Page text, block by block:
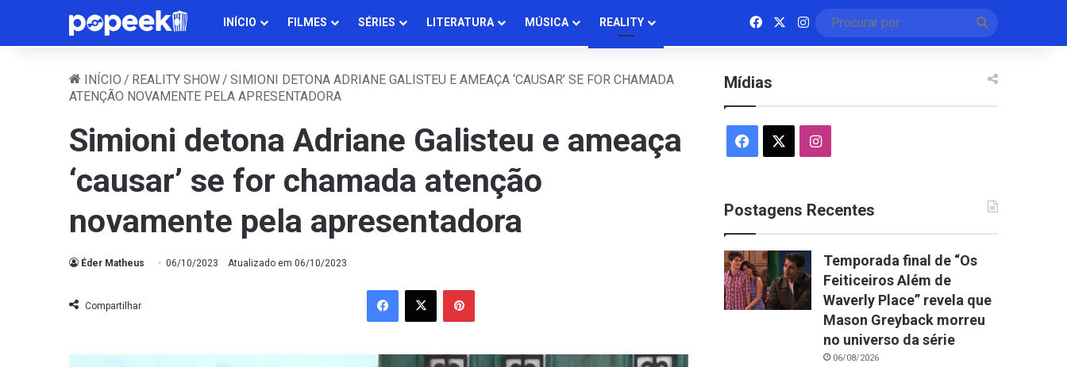
INÍCIO FILMES SÉRIES LITERATURA MÚSICA REALITY FacebookInstagram
por
INÍCIO / REALITY SHOW/ SIMIONI DETONA ADRIANE GALISTEU E AMEAÇA ‘CAUSAR’ SE FOR CHAMADA
ATENÇÃO NOVAMENTE PELA APRESENTADORA
Simioni detona Adriane Galisteu e ameaça
‘causar’ se for chamada atenção
novamente pela apresentadora
Éder Matheus 06/10/2023 Atualizado em 06/10/2023
Compartilhar
Facebook
X Pinterest
Mídias
Facebook Instagram
Postagens Recentes
Temporada final de “Os
Feiticeiros Além de
Waverly Place” revela que
Mason Greyback morreu
no universo da série
06/08/2026